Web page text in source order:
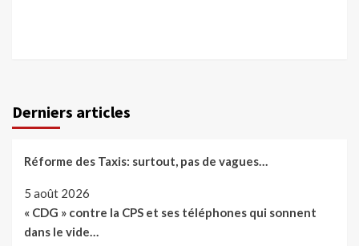
Derniers articles
Réforme des Taxis: surtout, pas de vagues…
5 août 2026
« CDG » contre la CPS et ses téléphones qui sonnent
dans le vide…